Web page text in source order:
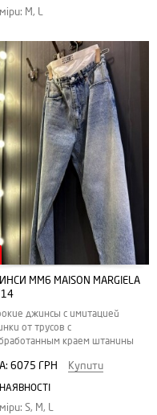
M, L
MM6 MAISON MARGIELA
джинсы с имитацией
от трусов с
краем штанины
6075 ГРН Купити
S, M, L